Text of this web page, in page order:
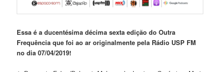
Essa é a ducentésima décima sexta edição do Outra
Frequência que foi ao ar originalmente pela Rádio USP FM
no dia 07/04/2019!